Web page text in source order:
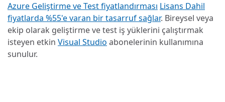
Azure Geliştirme ve Test fiyatlandırması Lisans Dahil
fiyatlarda %55'e varan bir tasarruf sağlar. Bireysel veya
ekip olarak geliştirme ve test iş yüklerini çalıştırmak
isteyen etkin Visual Studio abonelerinin kullanımına
sunulur.